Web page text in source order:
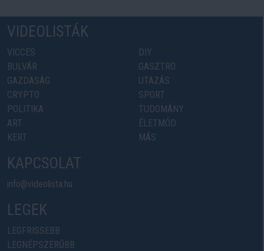
VIDEOLISTÁK
VICCES
BULVÁR
GAZDASÁG
CRYPTO
POLITIKA
ART
KERT
DIY
GASZTRO
UTAZÁS
SPORT
TUDOMÁNY
ÉLETMÓD
MÁS
KAPCSOLAT
info@videolista.hu
LEGEK
LEGFRISSEBB
LEGNÉPSZERŰBB